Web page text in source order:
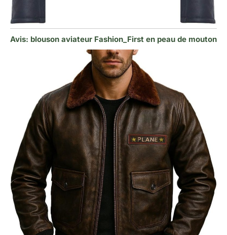
Avis: blouson aviateur Fashion_First en peau de mouton